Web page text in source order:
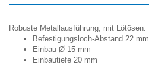
Robuste Metallausführung, mit Lötösen.
Befestigungsloch-Abstand 22 mm
Einbau-Ø 15 mm
Einbautiefe 20 mm